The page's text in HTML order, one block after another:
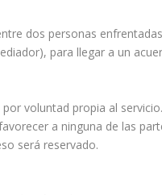
dos personas
para llegar a un
voluntad propia al servicio.
a ninguna de las
será reservado.